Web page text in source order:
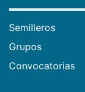
Semilleros
Grupos
Convocatorias